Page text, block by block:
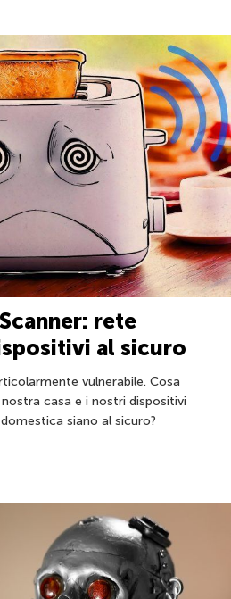
rete
al sicuro
vulnerabile. Cosa
casa e i nostri dispositivi
siano al sicuro?